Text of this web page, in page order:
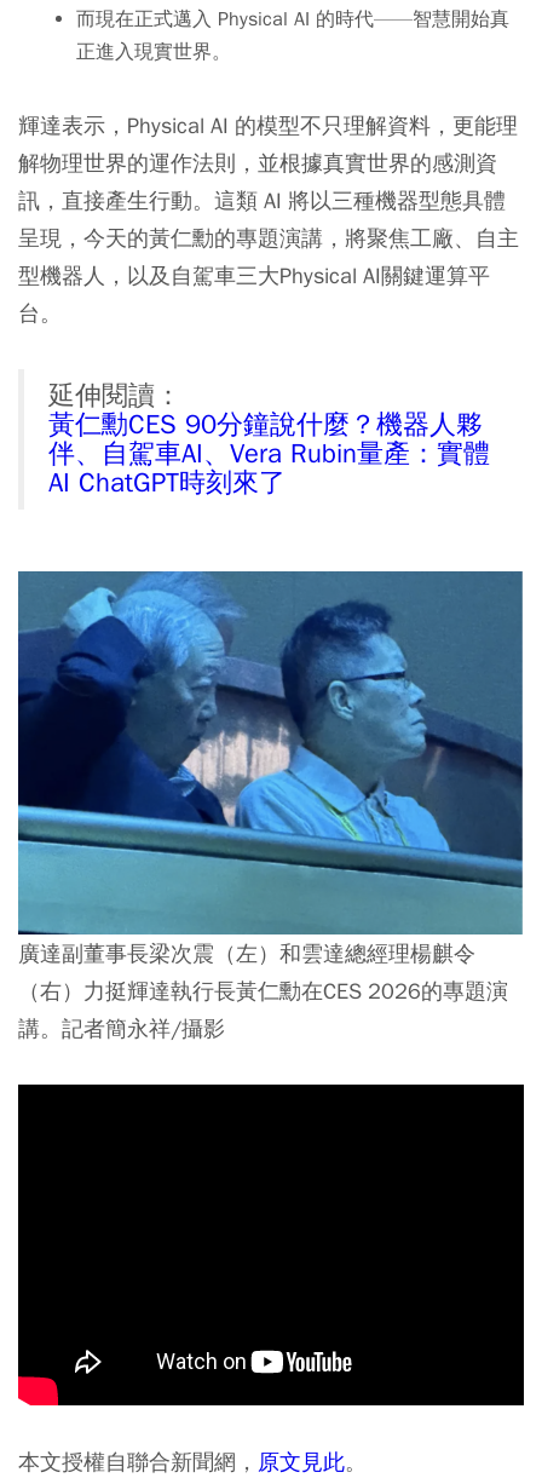
而現在正式邁入 Physical AI 的時代——智慧開始真
正進入現實世界。
輝達表示，Physical AI 的模型不只理解資料，更能理
解物理世界的運作法則，並根據真實世界的感測資
訊，直接產生行動。這類 AI 將以三種機器型態具體
呈現，今天的黃仁勳的專題演講，將聚焦工廠、自主
型機器人，以及自駕車三大Physical AI關鍵運算平
台。
延伸閱讀：
黃仁勳CES 90分鐘說什麼？機器人夥
伴、自駕車AI、Vera Rubin量產：實體
AI ChatGPT時刻來了
廣達副董事長梁次震（左）和雲達總經理楊麒令
（右）力挺輝達執行長黃仁勳在CES 2026的專題演
講。記者簡永祥/攝影
本文授權自聯合新聞網， 原文見此。